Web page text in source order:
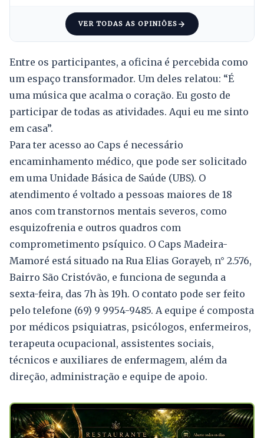
VER TODAS AS OPINIÕES
Entre os participantes, a oficina é percebida como
um espaço transformador. Um deles relatou: “É
uma música que acalma o coração. Eu gosto de
participar de todas as atividades. Aqui eu me sinto
em casa”.
Para ter acesso ao Caps é necessário
encaminhamento médico, que pode ser solicitado
em uma Unidade Básica de Saúde (UBS). O
atendimento é voltado a pessoas maiores de 18
anos com transtornos mentais severos, como
esquizofrenia e outros quadros com
comprometimento psíquico. O Caps Madeira-
Mamoré está situado na Rua Elias Gorayeb, n° 2.576,
Bairro São Cristóvão, e funciona de segunda a
sexta-feira, das 7h às 19h. O contato pode ser feito
pelo telefone (69) 9 9954-9485. A equipe é composta
por médicos psiquiatras, psicólogos, enfermeiros,
terapeuta ocupacional, assistentes sociais,
técnicos e auxiliares de enfermagem, além da
direção, administração e equipe de apoio.